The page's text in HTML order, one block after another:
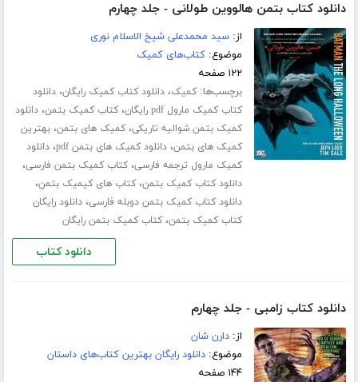
دانلود کتاب بتمن هالووین طولانی - جلد چهارم
از:سید محمدعلی شیخ الاسلام نوری
موضوع:کتاب‌های کمیک
۱۲۲ صفحه
برچسب‌ها:کمیک،دانلود کتاب کمیک رایگان،دانلود
کتاب کمیک مارول pdf رایگان
،کتاب کمیک بتمن،دانلود
کمیک بتمن شوالیه تاریکی،کمیک های بتمن،بهترین
کمیک های بتمن،دانلود کمیک های بتمن pdf ،دانلود
کمیک مارول ترجمه فارسی،کتاب کمیک بتمن فارسی،
دانلود کتاب کمیک بتمن،کتاب های کیمیک بتمن،
دانلود کتاب کمیک بتمن دوبله فارسی،دانلود رایگان
کتاب کمیک بتمن،کتاب کمیک بتمن رایگان
دانلود کتاب
دانلود کتاب زامبی - جلد چهارم
از:دارن شان
موضوع:دانلود رایگان بهترین کتاب‌های داستان
۱۴۴ صفحه